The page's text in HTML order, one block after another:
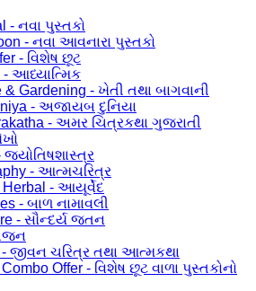
- નવા પુસ્તકો
- નવા આવનારા પુસ્તકો
- વિશેષ છૂટ
- આધ્યાત્મિક
& Gardening - ખેતી તથા બાગવાની
- અજાયબ દુનિયા
- અમર ચિત્રકથા ગુજરાતી
જ્યોતિષશાસ્ત્ર
- આત્મચરિત્ર
Herbal - આયૂર્વેદ
- બાળ નામાવલી
- સૌન્દર્ય જતન
- જીવન ચરિત્ર તથા આત્મકથા
Offer - વિશેષ છૂટ વાળા પુસ્તકોનો